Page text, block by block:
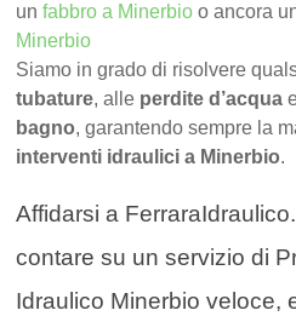
unfabbro a Minerbio o ancora
Minerbio
Siamo in grado di risolvere
tubature, alle perdite d’acqua
bagno, garantendo sempre la
interventi idraulici a Minerbio.
Affidarsi a
contare su un servizio di
Idraulico Minerbio veloce,